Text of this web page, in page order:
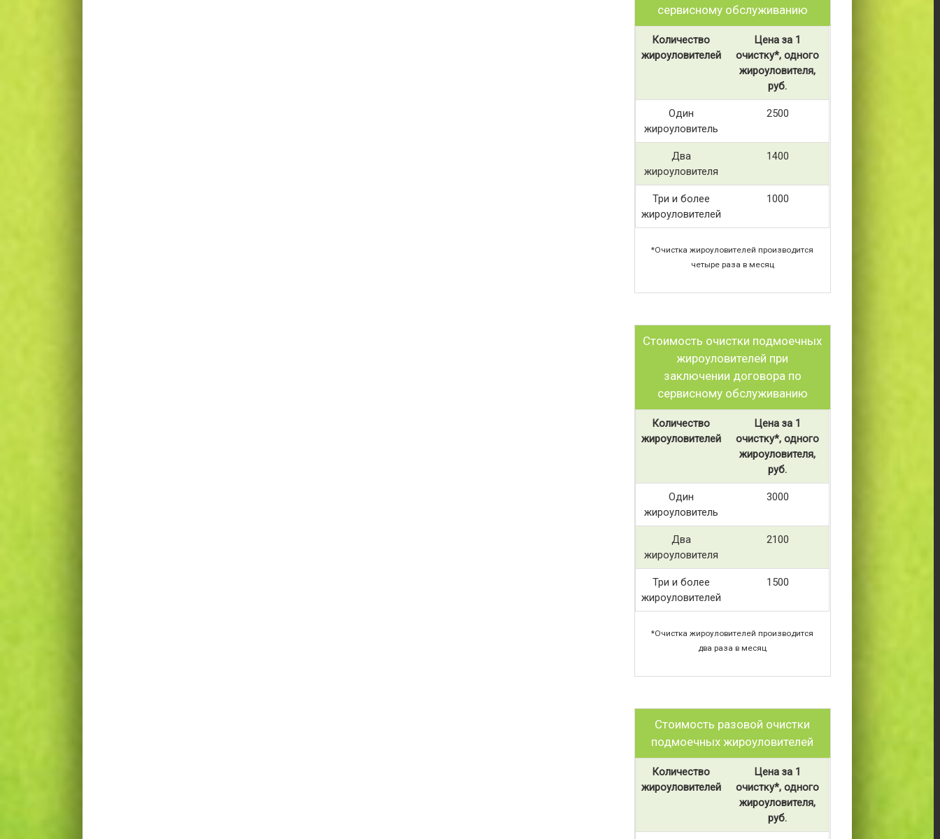
сервисному обслуживанию
Количество
жироуловителей
Цена за 1
очистку*, одного
жироуловителя,
руб.
Один
жироуловитель
2500
Два
жироуловителя
1400
Три и более
жироуловителей
1000
*Очистка жироуловителей производится
четыре раза в месяц
Стоимость очистки подмоечных
жироуловителей при
заключении договора по
сервисному обслуживанию
Количество
жироуловителей
Цена за 1
очистку*, одного
жироуловителя,
руб.
Один
жироуловитель
3000
Два
жироуловителя
2100
Три и более
жироуловителей
1500
*Очистка жироуловителей производится
два раза в месяц
Стоимость разовой очистки
подмоечных жироуловителей
Количество
жироуловителей
Цена за 1
очистку*, одного
жироуловителя,
руб.